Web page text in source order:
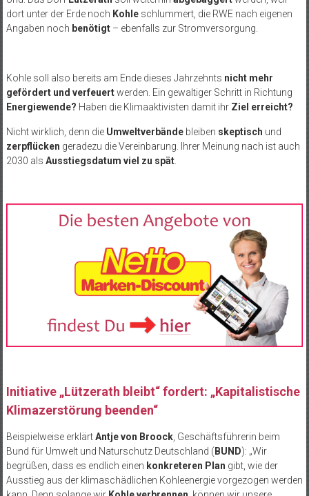
dort unter der Erde noch Kohleschlummert, die RWE nach eigenen
Angaben noch benötigt– ebenfalls zur Stromversorgung.
Kohle soll also bereits am Ende dieses Jahrzehnts nicht mehr
gefördert und verfeuertwerden. Ein gewaltiger Schritt in Richtung
Energiewende? Haben die Klimaaktivisten damit ihr Ziel erreicht?
Nicht wirklich, denn die Umweltverbändebleiben skeptisch und
zerpflücken geradezu die Vereinbarung. Ihrer Meinung nach ist auch
2030 als Ausstiegsdatum viel zu spät.
Initiative „Lützerath bleibt“ fordert: „Kapitalistische
Klimazerstörung beenden“
Beispielweise erklärtAntje von Broock, Geschäftsführerin beim
Bund für Umwelt und Naturschutz Deutschland (BUND): „Wir
begrüßen, dass es endlich einen konkreteren Plan gibt, wie der
Ausstieg aus der klimaschädlichen Kohleenergie vorgezogen werden